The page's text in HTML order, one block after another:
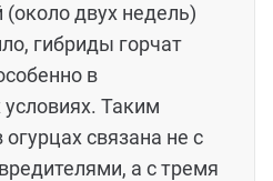
двух недель)
гибриды горчат
в
Таким
связана не с
а с тремя